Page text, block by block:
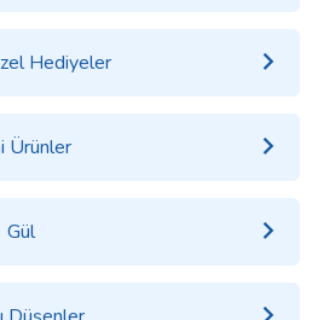
Hediyeler
Ürünler
Gül